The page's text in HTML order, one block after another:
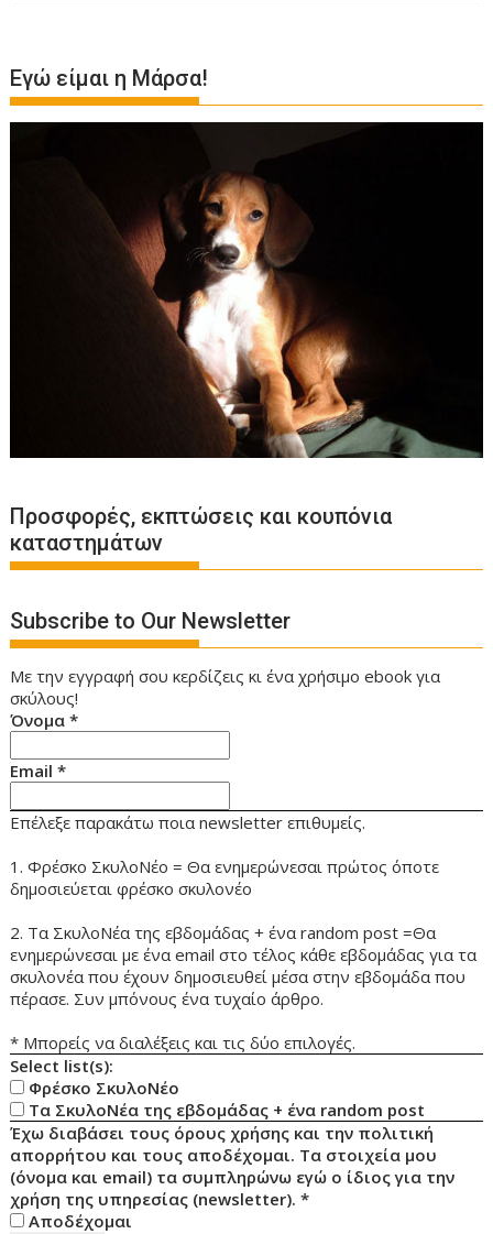
Εγώ είμαι η Μάρσα!
Προσφορές, εκπτώσεις και κουπόνια
καταστημάτων
Subscribe to Our Newsletter
Με την εγγραφή σου κερδίζεις κι ένα χρήσιμο ebook για
σκύλους!
Όνομα*
Email*
Επέλεξε παρακάτω ποια newsletter επιθυμείς.
1. Φρέσκο ΣκυλοΝέο = Θα ενημερώνεσαι πρώτος όποτε
δημοσιεύεται φρέσκο σκυλονέο
2. Τα ΣκυλοΝέα της εβδομάδας + ένα random post =Θα
ενημερώνεσαι με ένα email στο τέλος κάθε εβδομάδας για τα
σκυλονέα που έχουν δημοσιευθεί μέσα στην εβδομάδα που
πέρασε. Συν μπόνους ένα τυχαίο άρθρο.
* Μπορείς να διαλέξεις και τις δύο επιλογές.
Select list(s):
Φρέσκο ΣκυλοΝέο
Τα ΣκυλοΝέα της εβδομάδας + ένα random post
Έχω διαβάσει τους όρους χρήσης και την πολιτική
απορρήτου και τους αποδέχομαι. Τα στοιχεία μου
(όνομα και email) τα συμπληρώνω εγώ ο ίδιος για την
χρήση της υπηρεσίας (newsletter).*
Αποδέχομαι